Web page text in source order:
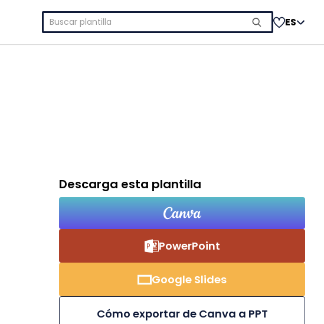
Buscar: ES
Descarga esta plantilla
PowerPoint
Google Slides
Cómo exportar de Canva a PPT